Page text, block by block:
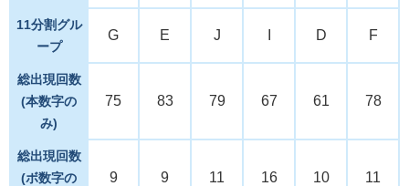
11分割グル
ープ
G E J D F
総出現回数
(本数字の
み)
75 83 79 67 61 78
総出現回数
(ボ数字の
9 9 11 16 10 11